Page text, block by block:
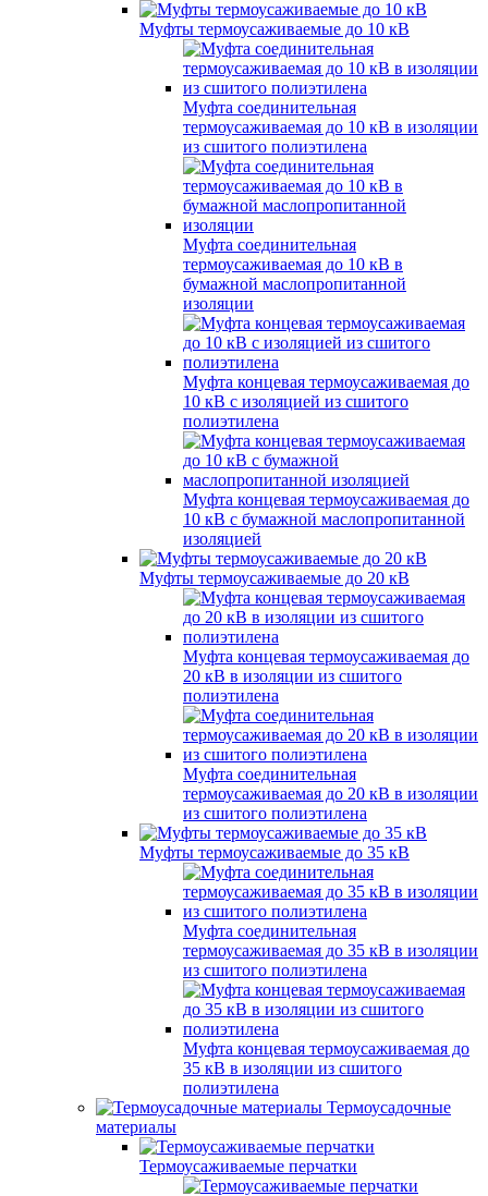
Муфты термоусаживаемые до 10 кВ
Муфта соединительная
термоусаживаемая до 10 кВ в изоляции
из сшитого полиэтилена
Муфта соединительная
термоусаживаемая до 10 кВ в
бумажной маслопропитанной
изоляции
Муфта концевая термоусаживаемая до
10 кВ с изоляцией из сшитого
полиэтилена
Муфта концевая термоусаживаемая до
10 кВ с бумажной маслопропитанной
изоляцией
Муфты термоусаживаемые до 20 кВ
Муфта концевая термоусаживаемая до
20 кВ в изоляции из сшитого
полиэтилена
Муфта соединительная
термоусаживаемая до 20 кВ в изоляции
из сшитого полиэтилена
Муфты термоусаживаемые до 35 кВ
Муфта соединительная
термоусаживаемая до 35 кВ в изоляции
из сшитого полиэтилена
Муфта концевая термоусаживаемая до
35 кВ в изоляции из сшитого
полиэтилена
Термоусадочные
материалы
Термоусаживаемые перчатки